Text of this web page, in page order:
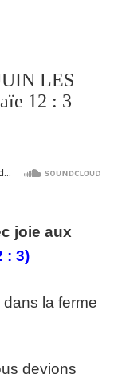
LES
12 : 3
joie aux
: 3)
dans la ferme
devions